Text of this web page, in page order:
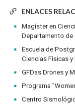
ENLACES
Magíster en
Departamento de
Escuela de
Ciencias Físicas
GFDas Drones y
Programa
Centro